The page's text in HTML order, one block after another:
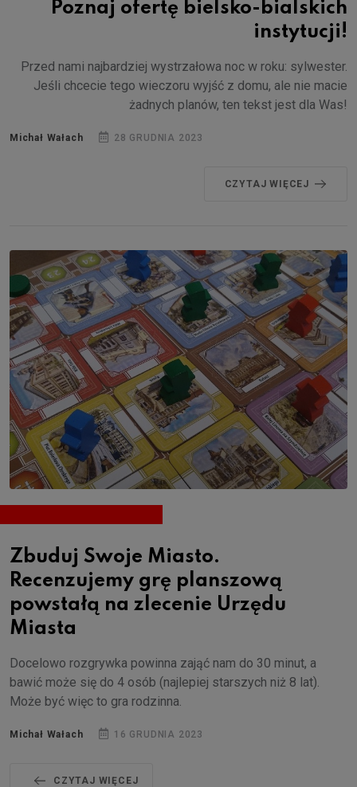
Poznaj ofertę bielsko-bialskich
instytucji!
Przed nami najbardziej wystrzałowa noc w roku: sylwester.
Jeśli chcecie tego wieczoru wyjść z domu, ale nie macie
żadnych planów, ten tekst jest dla Was!
Michał Wałach 28 GRUDNIA 2023
CZYTAJ WIĘCEJ
Zbuduj Swoje Miasto.
Recenzujemy grę planszową
powstałą na zlecenie Urzędu
Miasta
Docelowo rozgrywka powinna zająć nam do 30 minut, a
bawić może się do 4 osób (najlepiej starszych niż 8 lat).
Może być więc to gra rodzinna.
Michał Wałach 16 GRUDNIA 2023
CZYTAJ WIĘCEJ